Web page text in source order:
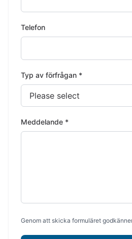
Telefon
Typ av förfrågan *
Meddelande *
Genom att skicka formuläret